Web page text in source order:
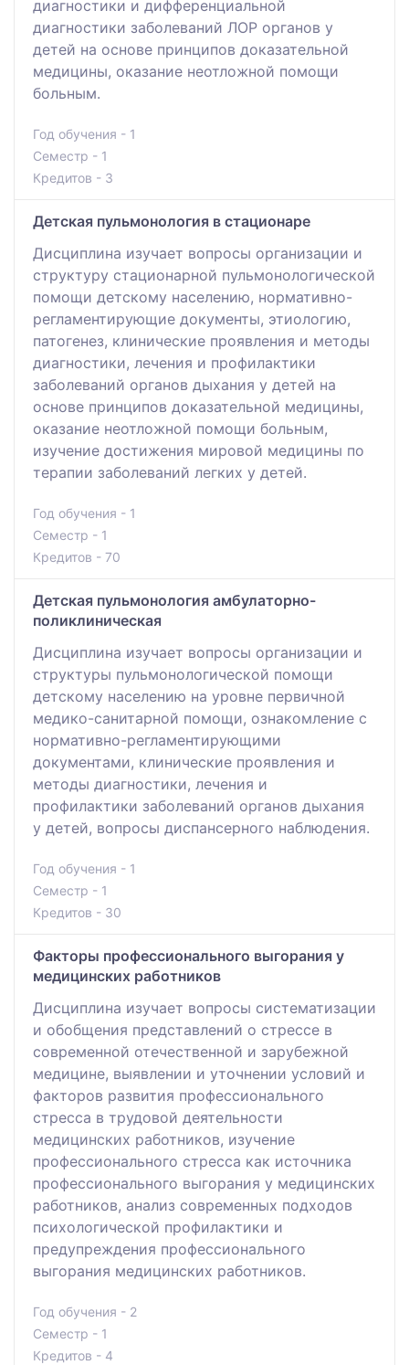
диагностики и дифференциальной
диагностики заболеваний ЛОР органов у
детей на основе принципов доказательной
медицины, оказание неотложной помощи
больным.
Год обучения - 1
Семестр - 1
Кредитов - 3
Детская пульмонология в стационаре
Дисциплина изучает вопросы организации и
структуру стационарной пульмонологической
помощи детскому населению, нормативно-
регламентирующие документы, этиологию,
патогенез, клинические проявления и методы
диагностики, лечения и профилактики
заболеваний органов дыхания у детей на
основе принципов доказательной медицины,
оказание неотложной помощи больным,
изучение достижения мировой медицины по
терапии заболеваний легких у детей.
Год обучения - 1
Семестр - 1
Кредитов - 70
Детская пульмонология амбулаторно-
поликлиническая
Дисциплина изучает вопросы организации и
структуры пульмонологической помощи
детскому населению на уровне первичной
медико-санитарной помощи, ознакомление с
нормативно-регламентирующими
документами, клинические проявления и
методы диагностики, лечения и
профилактики заболеваний органов дыхания
у детей, вопросы диспансерного наблюдения.
Год обучения - 1
Семестр - 1
Кредитов - 30
Факторы профессионального выгорания у
медицинских работников
Дисциплина изучает вопросы систематизации
и обобщения представлений о стрессе в
современной отечественной и зарубежной
медицине, выявлении и уточнении условий и
факторов развития профессионального
стресса в трудовой деятельности
медицинских работников, изучение
профессионального стресса как источника
профессионального выгорания у медицинских
работников, анализ современных подходов
психологической профилактики и
предупреждения профессионального
выгорания медицинских работников.
Год обучения - 2
Семестр - 1
Кредитов - 4